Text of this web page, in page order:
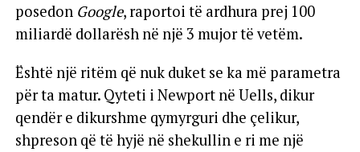
posedon Google, raportoi të ardhura prej 100
miliardë dollarësh në një 3 mujor të vetëm.
Është një ritëm që nuk duket se ka më parametra
për ta matur. Qyteti i Newport në Uells, dikur
qendër e dikurshme qymyrguri dhe çelikur,
shpreson që të hyjë në shekullin e ri me një